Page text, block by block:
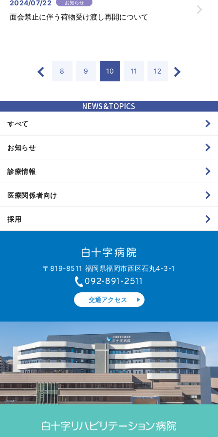
〒819-8511
福岡県福岡市西区石丸4-3-1
092-891-2511
〒819-8611
在宅サービス
2024/07/22 お知らせ
面会禁止に伴う荷物受け渡し再開について
8 9 10 11 12
NEWS&TOPICS
すべて
お知らせ
診療情報
医療関係者向け
採用
〒819-8511 福岡県福岡市西区石丸4-3-1
092-891-2511
交通アクセス